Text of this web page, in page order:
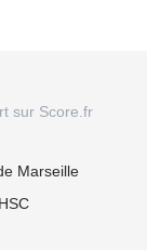
sur Score.fr
Marseille